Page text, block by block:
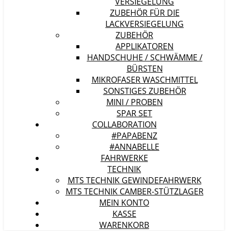
ZUBEHÖR FÜR DIE
LACKVERSIEGELUNG
ZUBEHÖR
APPLIKATOREN
HANDSCHUHE / SCHWÄMME /
BÜRSTEN
MIKROFASER WASCHMITTEL
SONSTIGES ZUBEHÖR
MINI / PROBEN
SPAR SET
COLLABORATION
#PAPABENZ
#ANNABELLE
FAHRWERKE
TECHNIK
MTS TECHNIK GEWINDEFAHRWERK
MTS TECHNIK CAMBER-STÜTZLAGER
MEIN KONTO
KASSE
WARENKORB